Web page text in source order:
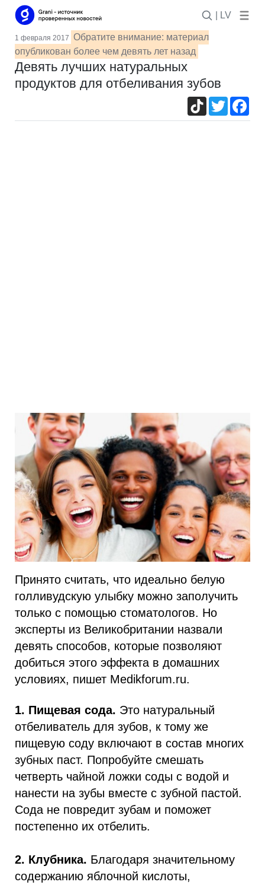
| LV
1 февраля 2017 Обратите внимание: материал
опубликован более чем девять лет назад
Девять лучших натуральных
продуктов для отбеливания зубов
TikTokTwitter
Принято считать, что идеально белую
голливудскую улыбку можно заполучить
только с помощью стоматологов. Но
эксперты из Великобритании назвали
девять способов, которые позволяют
добиться этого эффекта в домашних
условиях, пишет Medikforum.ru.
1. Пищевая сода. Это натуральный
отбеливатель для зубов, к тому же
пищевую соду включают в состав многих
зубных паст. Попробуйте смешать
четверть чайной ложки соды с водой и
нанести на зубы вместе с зубной пастой.
Сода не повредит зубам и поможет
постепенно их отбелить.
2. Клубника. Благодаря значительному
содержанию яблочной кислоты,